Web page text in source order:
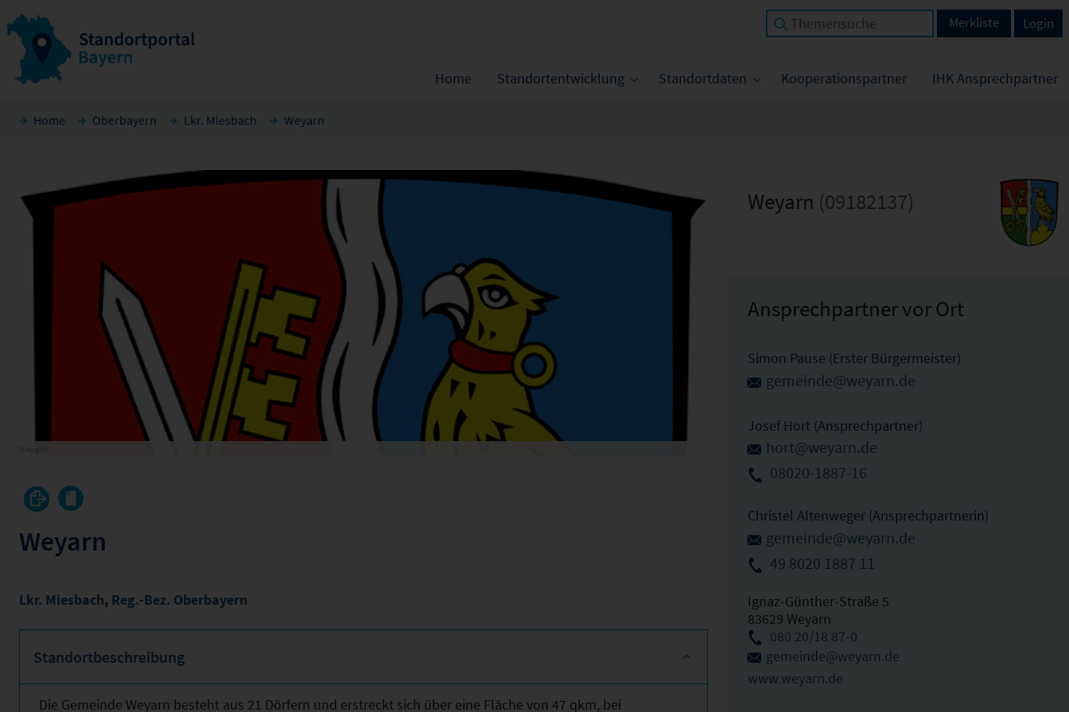
Home Standortentwicklung Standortdaten Kooperationspartner IHK Ansprechpartner
Login
Merkliste
Home Oberbayern Lkr. Miesbach Weyarn
Weyarn
Lkr. Miesbach, Reg.-Bez. Oberbayern
Standortbeschreibung
Die Gemeinde Weyarn besteht aus 21 Dörfern und erstreckt sich über eine Fläche von 47 qkm, bei
Weyarn (09182137)
Ansprechpartner vor Ort
Simon Pause (Erster Bürgermeister)
gemeinde@weyarn.de
Josef Hort (Ansprechpartner)
hort@weyarn.de
08020-1887-16
Christel Altenweger (Ansprechpartnerin)
gemeinde@weyarn.de
49 8020 1887 11
Ignaz-Günther-Straße 5
83629 Weyarn
080 20/18 87-0
gemeinde@weyarn.de
www.weyarn.de